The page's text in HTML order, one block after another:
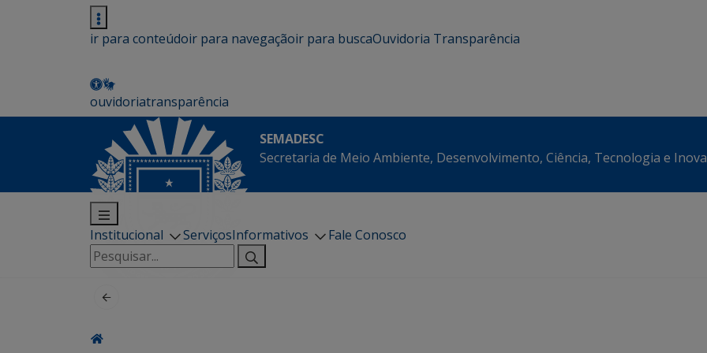
ir para conteúdoir para navegaçãoir para buscaOuvidoria Transparência
ouvidoriatransparência
SEMADESC
Secretaria de Meio Ambiente, Desenvolvimento, Ciência, Tecnologia e
Institucional ServiçosInformativos
Fale Conosco
Pesquisar
por: